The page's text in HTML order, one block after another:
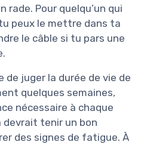
rade. Pour quelqu’un qui
peux le mettre dans ta
le câble si tu pars une
de juger la durée de vie de
quelques semaines,
nécessaire à chaque
devrait tenir un bon
des signes de fatigue. À